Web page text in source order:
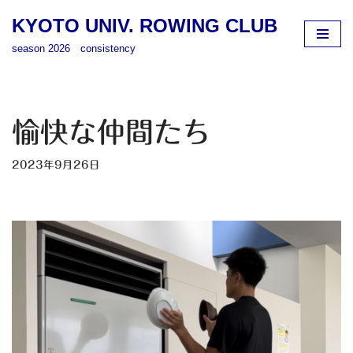
ツ
へ
KYOTO UNIV. ROWING CLUB
season 2026 consistency
愉快な仲間たち
2023年9月26日